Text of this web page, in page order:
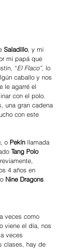
Saladillo, y mi
mi papá que
“El Flaco”, lo
caballo y nos
le agarré el
con el polo.
una gran cadena
con este
, o Pekín llamada
Tang Polo
4 años en
Nine Dragons
veces como
viene el día, nos
veces
clases, hay de